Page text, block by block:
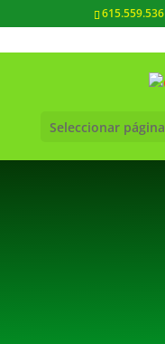
615.559.536
Seleccionar página